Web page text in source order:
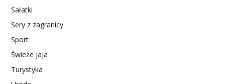
Sałatki
Sery z zagranicy
Sport
Świeże jaja
Turystyka